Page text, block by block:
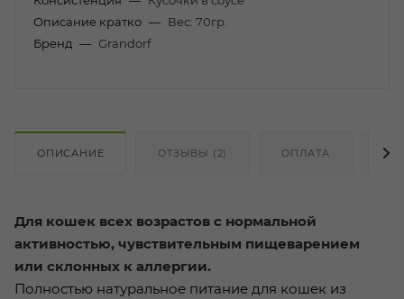
Описание кратко — Вес: 70гр.
Бренд — Grandorf
ОПИСАНИЕ ОТЗЫВЫ (2) ОПЛАТА
Для кошек всех возрастов с нормальной
активностью, чувствительным пищеварением
или склонных к аллергии.
Полностью натуральное питание для кошек из